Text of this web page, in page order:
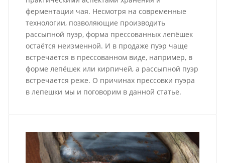
ферментации чая. Несмотря на современные
технологии, позволяющие производить
рассыпной пуэр, форма прессованных лепёшек
остаётся неизменной. И в продаже пуэр чаще
встречается в прессованном виде, например, в
форме лепёшек или кирпичей, а рассыпной пуэр
встречается реже. О причинах прессовки пуэра
в лепешки мы и поговорим в данной статье.